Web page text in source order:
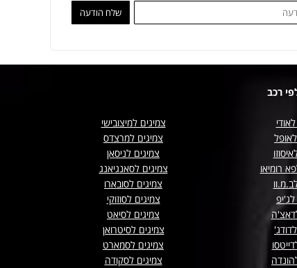
רכב
רומיאו
צמיגים למיצובישי
צמיגים למרצדס
צמיגים לניסאן
צמיגים לסאנגיאנג
צמיגים לסובארו
צמיגים לסוזוקי
צמיגים לסיאט
צמיגים לסיטרואן
צמיגים לסמארט
צמיגים לסקודה